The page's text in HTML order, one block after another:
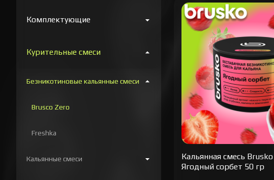
Комплектующие
Курительные смеси
Безникотиновые кальянные смеси
Brusco Zero
Freshka
Кальянные смеси
Кальянная cмесь
Ягодный сорбет 50 гр